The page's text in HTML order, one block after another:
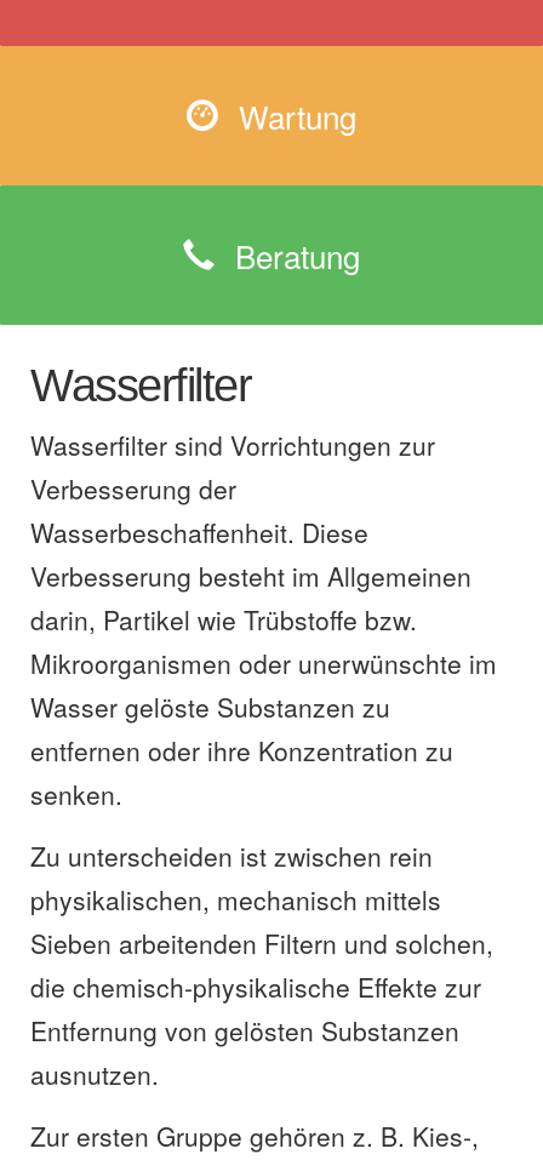
Wartung
Beratung
Wasserfilter
Wasserfilter sind Vorrichtungen zur
Verbesserung der
Wasserbeschaffenheit. Diese
Verbesserung besteht im Allgemeinen
darin, Partikel wie Trübstoffe bzw.
Mikroorganismen oder unerwünschte im
Wasser gelöste Substanzen zu
entfernen oder ihre Konzentration zu
senken.
Zu unterscheiden ist zwischen rein
physikalischen, mechanisch mittels
Sieben arbeitenden Filtern und solchen,
die chemisch-physikalische Effekte zur
Entfernung von gelösten Substanzen
ausnutzen.
Zur ersten Gruppe gehören z. B. Kies-,